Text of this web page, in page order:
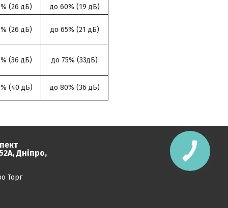
(26 дБ) до 60% (19 дБ)
(26 дБ)
до 65% (21 дБ)
(36 дБ)
до 75% (33дБ)
(40 дБ) до 80% (36 дБ)
Дніпро,
Торг